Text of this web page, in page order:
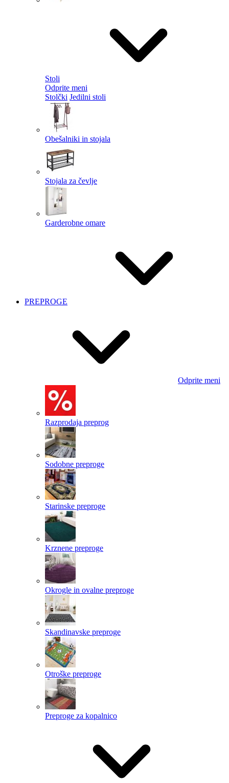
Stoli
Odprite meni
Stolčki Jedilni stoli
Obešalniki in stojala
Stojala za čevlje
Garderobne omare
PREPROGE
Odprite meni
Razprodaja preprog
Sodobne preproge
Starinske preproge
Krznene preproge
Okrogle in ovalne preproge
Skandinavske preproge
Otroške preproge
Preproge za kopalnico